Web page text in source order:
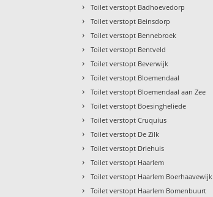
› Toilet verstopt Badhoevedorp
› Toilet verstopt Beinsdorp
› Toilet verstopt Bennebroek
› Toilet verstopt Bentveld
› Toilet verstopt Beverwijk
› Toilet verstopt Bloemendaal
› Toilet verstopt Bloemendaal aan Zee
› Toilet verstopt Boesingheliede
› Toilet verstopt Cruquius
› Toilet verstopt De Zilk
› Toilet verstopt Driehuis
› Toilet verstopt Haarlem
› Toilet verstopt Haarlem Boerhaavewijk
› Toilet verstopt Haarlem Bomenbuurt